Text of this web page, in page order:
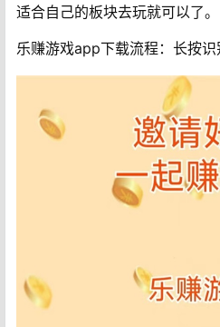
适合自己的板块去玩就可以了。
乐赚游戏app下载流程：长按